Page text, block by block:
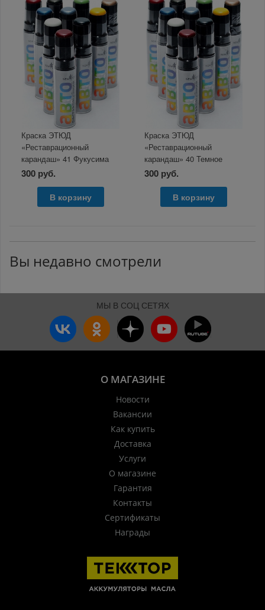
Краска ЭТЮД
«Реставрационный
карандаш» 41 Фукусима
металлик, 12мл
300 руб.
В корзину
Краска ЭТЮД
«Реставрационный
карандаш» 40 Темное
золото металлик 12мл
300 руб.
В корзину
Вы недавно смотрели
МЫ В СОЦ СЕТЯХ
О МАГАЗИНЕ
Новости
Вакансии
Как купить
Доставка
Услуги
О магазине
Гарантия
Контакты
Сертификаты
Награды